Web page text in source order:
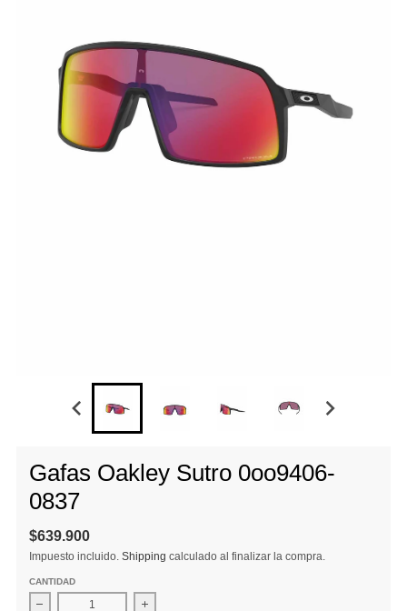
Gafas Oakley Sutro 0oo9406-
0837
$639.900
Impuesto incluido. Shipping calculado al finalizar la compra.
CANTIDAD